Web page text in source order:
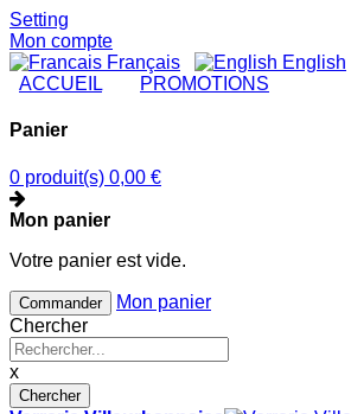
Setting
Mon compte
Français
English
ACCUEIL
PROMOTIONS
Panier
0 produit(s) 0,00 €
Mon panier
Votre panier est vide.
Commander
Mon panier
Chercher
x
Chercher